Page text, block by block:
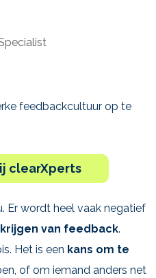
clearXperts
Er wordt heel vaak negatief
van feedback.
Het is een kans om te
of om iemand anders net